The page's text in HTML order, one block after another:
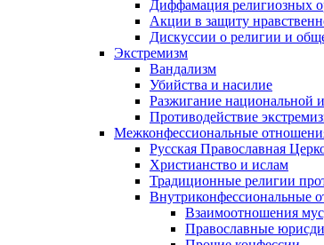
Диффамация религиозных
Акции в защиту
Дискуссии о религии и
Экстремизм
Вандализм
Убийства и насилие
Разжигание национальной
Противодействие
Межконфессиональные
Русская Православная
Христианство и ислам
Традиционные религии
Внутриконфессиональные
Взаимоотношения
Православные